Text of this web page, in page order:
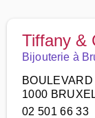
Tiffany &
Bijouterie à
1000
02 501 66 33